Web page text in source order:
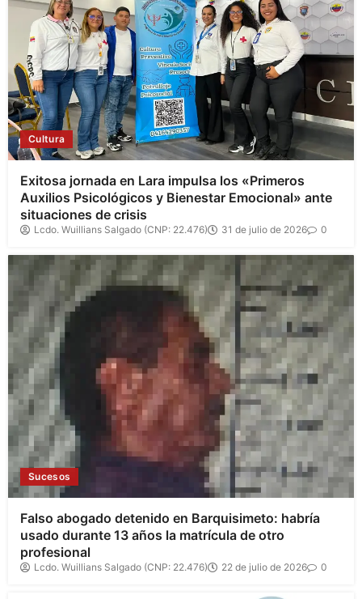
Cultura
Exitosa jornada en Lara impulsa los «Primeros
Auxilios Psicológicos y Bienestar Emocional» ante
situaciones de crisis
Lcdo. Wuillians Salgado (CNP: 22.476) 31 de julio de 2026 0
Sucesos
Falso abogado detenido en Barquisimeto: habría
usado durante 13 años la matrícula de otro
profesional
Lcdo. Wuillians Salgado (CNP: 22.476) 22 de julio de 2026 0